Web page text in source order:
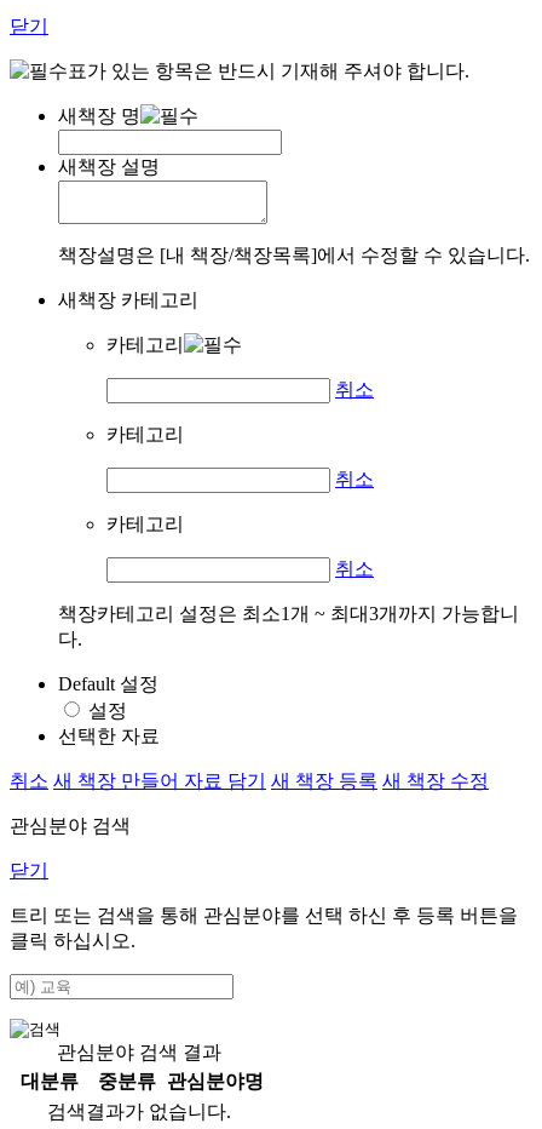
닫기
표가 있는 항목은 반드시 기재해 주셔야 합니다.
새책장 명
새책장 설명
책장설명은 [내 책장/책장목록]에서 수정할 수 있습니다.
새책장 카테고리
카테고리
취소
카테고리
취소
카테고리
취소
책장카테고리 설정은 최소1개 ~ 최대3개까지 가능합니
다.
Default 설정
설정
선택한 자료
취소 새 책장 만들어 자료 담기 새 책장 등록 새 책장 수정
관심분야 검색
닫기
트리 또는 검색을 통해 관심분야를 선택 하신 후 등록 버튼을
클릭 하십시오.
관심분야 검색 결과
대분류
중분류
관심분야명
검색결과가 없습니다.